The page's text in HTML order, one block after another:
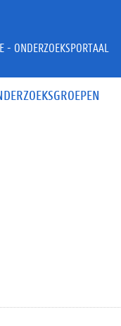
- ONDERZOEKSPORTAAL